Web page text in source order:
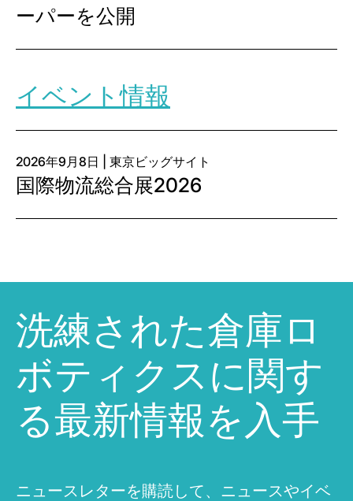
ーパーを公開
イベント情報
2026年9月8日 | 東京ビッグサイト
国際物流総合展2026
洗練された倉庫ロ
ボティクスに関す
る最新情報を入手
ニュースレターを購読して、ニュースやイベ